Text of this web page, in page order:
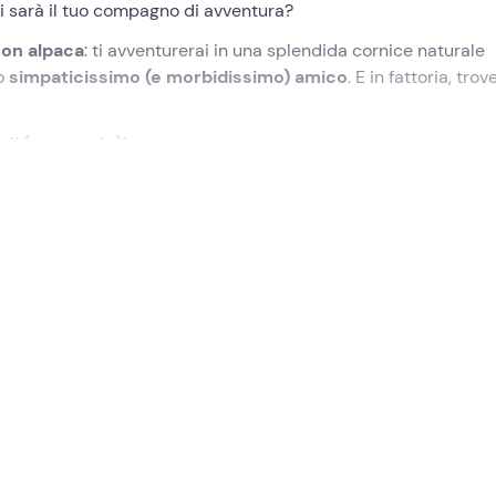
sarà il tuo compagno di avventura?
alpaca: ti avventurerai in una splendida cornice naturale
simpaticissimo (e morbidissimo) amico. E in fattoria,
(e coccole)!
e scatteremo foto ricordo. Incontreremo
ora circa.